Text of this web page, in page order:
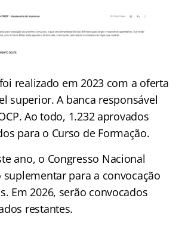
realizado em 2023 com a oferta
superior. A banca responsável
Ao todo, 1.232 aprovados
para o Curso de Formação.
ano, o Congresso Nacional
para a convocação
Em 2026, serão convocados
restantes.